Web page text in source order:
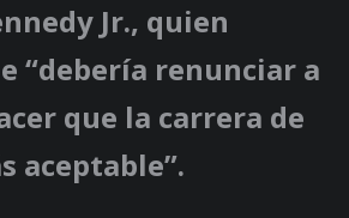
Jr., quien
“debería renunciar a
que la carrera de
aceptable”.